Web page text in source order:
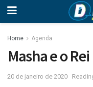
Home Agenda
Masha e o
20 de janeiro de 2020